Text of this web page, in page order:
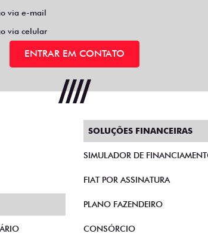
via e-mail
via celular
ENTRAR EM CONTATO
SOLUÇÕES FINANCEIRAS
SIMULADOR DE
FIAT POR ASSINATURA
PLANO FAZENDEIRO
CONSÓRCIO